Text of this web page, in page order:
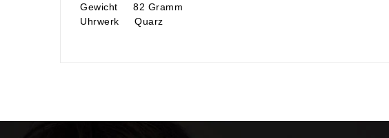
Gewicht 82 Gramm
Uhrwerk Quarz